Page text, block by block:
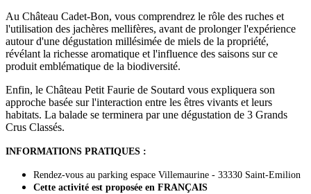
Au Château Cadet-Bon, vous comprendrez le rôle des ruches et
l'utilisation des jachères mellifères, avant de prolonger l'expérience
autour d'une dégustation millésimée de miels de la propriété,
révélant la richesse aromatique et l'influence des saisons sur ce
produit emblématique de la biodiversité.
Enfin, le Château Petit Faurie de Soutard vous expliquera son
approche basée sur l'interaction entre les êtres vivants et leurs
habitats. La balade se terminera par une dégustation de 3 Grands
Crus Classés.
INFORMATIONS PRATIQUES :
Rendez-vous au parking espace Villemaurine - 33330 Saint-Emilion
Cette activité est proposée en FRANÇAIS